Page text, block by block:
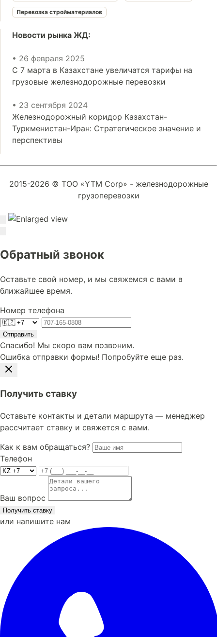
Перевозка стройматериалов
Новости рынка ЖД:
• 26 февраля 2025
С 7 марта в Казахстане увеличатся тарифы на
грузовые железнодорожные перевозки
• 23 сентября 2024
Железнодорожный коридор Казахстан-
Туркменистан-Иран: Стратегическое значение и
перспективы
2015-2026 © ТОО «YTM Corp» - железнодорожные
грузоперевозки
Обратный звонок
Оставьте свой номер, и мы свяжемся с вами в
ближайшее время.
Номер телефона
Отправить
Спасибо! Мы скоро вам позвоним.
Ошибка отправки формы! Попробуйте еще раз.
Получить ставку
Оставьте контакты и детали маршрута — менеджер
рассчитает ставку и свяжется с вами.
Как к вам обращаться?
Телефон
Ваш вопрос
Получить ставку
или напишите нам